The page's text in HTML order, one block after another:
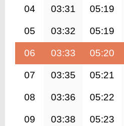
04 03:31 05:19
05 03:32 05:19
06 03:33 05:20
07 03:35 05:21
08 03:36 05:22
09 03:38 05:23